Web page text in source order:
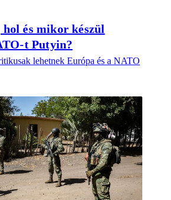
és mikor készül
t Putyin?
lehetnek Európa és a NATO